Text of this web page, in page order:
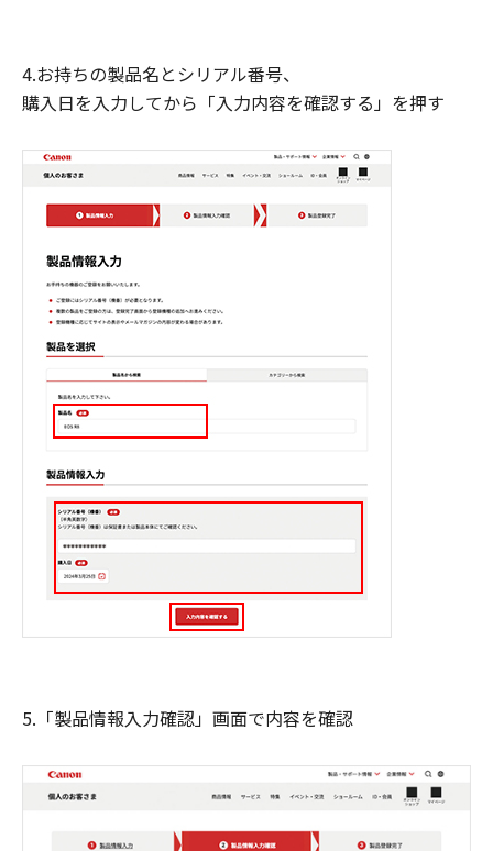
4.お持ちの製品名とシリアル番号、
購入日を入力してから「入力内容を確認する」を押す
5.「製品情報入力確認」画面で内容を確認